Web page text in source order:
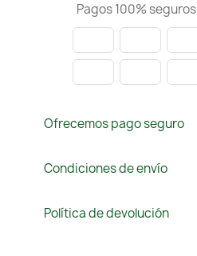
Pagos 100% seguros
Ofrecemos pago seguro
Condiciones de envío
Política de devolución